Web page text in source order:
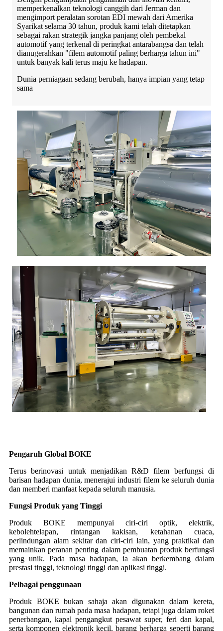
memperkenalkan teknologi canggih dari Jerman dan
mengimport peralatan sorotan EDI mewah dari Amerika
Syarikat selama 30 tahun, produk kami telah ditetapkan
sebagai rakan strategik jangka panjang oleh pembekal
automotif yang terkenal di peringkat antarabangsa dan telah
dianugerahkan "filem automotif paling berharga tahun ini"
untuk banyak kali terus maju ke hadapan.
Dunia perniagaan sedang berubah, hanya impian yang tetap
sama
Pengaruh Global BOKE
Terus berinovasi untuk menjadikan R&D filem berfungsi di
barisan hadapan dunia, menerajui industri filem ke seluruh dunia
dan memberi manfaat kepada seluruh manusia.
Fungsi Produk yang Tinggi
Produk BOKE mempunyai ciri-ciri optik, elektrik,
kebolehtelapan, rintangan kakisan, ketahanan cuaca,
perlindungan alam sekitar dan ciri-ciri lain, yang praktikal dan
memainkan peranan penting dalam pembuatan produk berfungsi
yang unik. Pada masa hadapan, ia akan berkembang dalam
prestasi tinggi, teknologi tinggi dan aplikasi tinggi.
Pelbagai penggunaan
Produk BOKE bukan sahaja akan digunakan dalam kereta,
bangunan dan rumah pada masa hadapan, tetapi juga dalam roket
penerbangan, kapal pengangkut pesawat super, feri dan kapal,
serta komponen elektronik kecil, barang berharga seperti barang